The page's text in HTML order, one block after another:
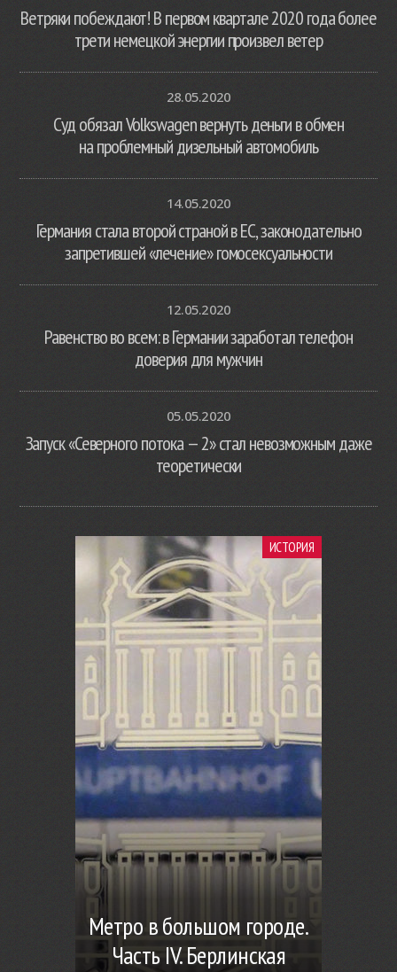
Ветряки побеждают! В первом квартале 2020 года более
трети немецкой энергии произвел ветер
28.05.2020
Суд обязал Volkswagen вернуть деньги в обмен
на проблемный дизельный автомобиль
14.05.2020
Германия стала второй страной в ЕС, законодательно
запретившей «лечение» гомосексуальности
12.05.2020
Равенство во всем: в Германии заработал телефон
доверия для мужчин
05.05.2020
Запуск «Северного потока — 2» стал невозможным даже
теоретически
ИСТОРИЯ
Метро в большом городе.
Часть IV. Берлинская